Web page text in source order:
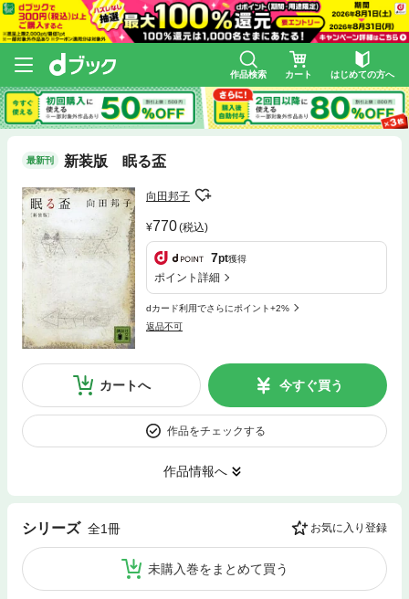
作品検索 カート はじめての方へ
最新刊 新装版 眠る盃
向田邦子
770(税込)
7pt獲得
ポイント詳細
dカード利用でさらにポイント+2%
返品不可
カートへ 今すぐ買う
作品をチェックする
作品情報へ
シリーズ 全1冊 お気に入り登録
未購入巻をまとめて買う